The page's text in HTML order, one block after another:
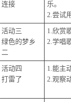
连接
乐。
2.尝试
活动三
绿色的梦乡
二
1.欣赏
2.学唱
活动四
打雷了
1.能主
2.观察